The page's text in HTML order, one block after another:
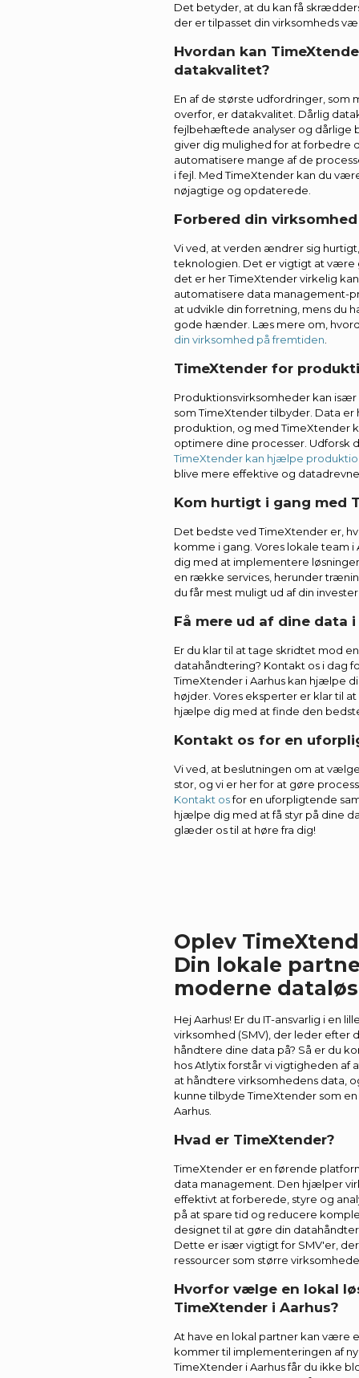
Det betyder, at du kan få
der er tilpasset din virksomheds
Hvordan kan
datakvalitet?
En af de største udfordringer, som
overfor, er datakvalitet. Dårlig
fejlbehæftede analyser og dårlige
giver dig mulighed for at forbedre
automatisere mange af de
i fejl. Med TimeXtender kan du
nøjagtige og opdaterede.
Forbered din
Vi ved, at verden ændrer sig
teknologien. Det er vigtigt at være
det er her TimeXtender virkelig
automatisere data management-
at udvikle din forretning, mens du
gode hænder. Læs mere om,
din virksomhed på fremtiden
TimeXtender for
Produktionsvirksomheder kan
som TimeXtender tilbyder. Data
produktion, og med TimeXtender
optimere dine processer. Udforsk
TimeXtender kan hjælpe
blive mere effektive og
Kom hurtigt i gang med
Det bedste ved TimeXtender er,
komme i gang. Vores lokale team
dig med at implementere
en række services, herunder
du får mest muligt ud af din
Få mere ud af dine data
Er du klar til at tage skridtet mod
datahåndtering? Kontakt os i dag
TimeXtender i Aarhus kan hjælpe
højder. Vores eksperter er klar til
hjælpe dig med at finde den
Kontakt os for en
Vi ved, at beslutningen om at
stor, og vi er her for at gøre
Kontakt osfor en uforpligtende
hjælpe dig med at få styr på dine
glæder os til at høre fra dig!
Oplev
Din lokale
moderne
Hej Aarhus! Er du IT-ansvarlig i en
virksomhed (SMV), der leder efter
håndtere dine data på? Så er du
hos Atlytix forstår vi vigtigheden
at håndtere virksomhedens data,
kunne tilbyde TimeXtender som
Aarhus.
Hvad er TimeXtender?
TimeXtender er en førende
data management. Den hjælper
effektivt at forberede, styre og
på at spare tid og reducere
designet til at gøre din
Dette er især vigtigt for SMV'er,
ressourcer som større
Hvorfor vælge en lokal
TimeXtender i Aarhus?
At have en lokal partner kan være
kommer til implementeringen af
TimeXtender i Aarhus får du ikke